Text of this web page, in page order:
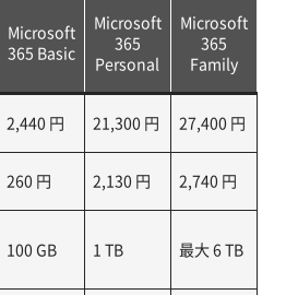
Microsoft
365 Basic
Microsoft
365
Personal
Microsoft
365
Family
2,440 円 21,300 円 27,400 円
260 円 2,130 円 2,740 円
100 GB 1 TB 最大 6 TB